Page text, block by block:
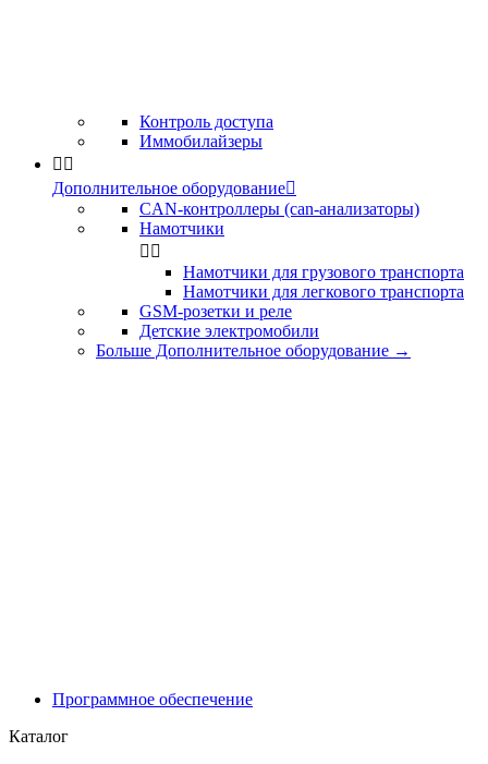
Контроль доступа
Иммобилайзеры
 
Дополнительное оборудование
CAN-контроллеры (can-анализаторы)
Намотчики
 
Намотчики для грузового транспорта
Намотчики для легкового транспорта
GSM-розетки и реле
Детские электромобили
Больше Дополнительное оборудование →
Программное обеспечение
Каталог